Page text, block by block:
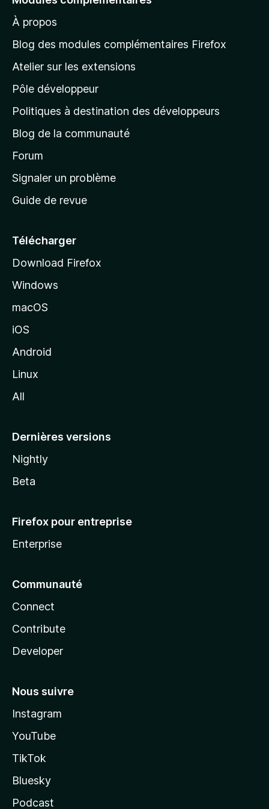
à
l
p
a
g
d
a
c
e
l
d
o
z
l
À propos
Blog des modules complémentaires Firefox
Atelier sur les extensions
Pôle développeur
Politiques à destination des développeurs
Blog de la communauté
Forum
Signaler un problème
Guide de revue
Télécharger
Download Firefox
Windows
macOS
iOS
Android
Linux
All
Dernières versions
Nightly
Beta
Firefox pour entreprise
Enterprise
Communauté
Connect
Contribute
Developer
Nous suivre
Instagram
YouTube
TikTok
Bluesky
Podcast